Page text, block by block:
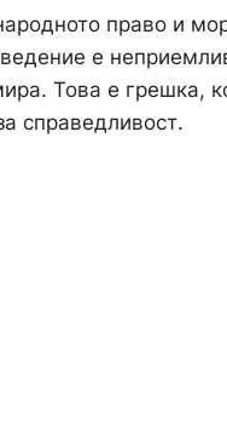
право и
е
Това е грешка,
справедливост.